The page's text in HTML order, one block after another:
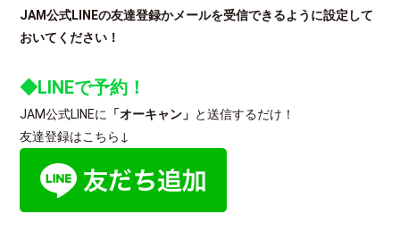
JAM公式LINEの友達登録かメールを受信できるように設定して
おいてください！
◆LINEで予約！
JAM公式LINEに 「オーキャン」 と送信するだけ！
友達登録はこちら↓